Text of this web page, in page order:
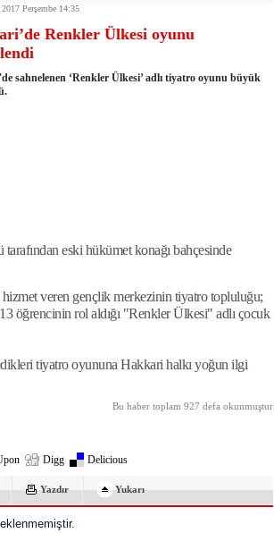
finali
aldı
mücadelesi start aldı
Keskin'i ziyaret etti
sevgi seli
Perşembe 14:35
Renkler Ülkesi oyunu
sahnelenen ‘Renkler Ülkesi’ adlı tiyatro oyunu büyük
eski hükümet konağı bahçesinde
veren gençlik merkezinin tiyatro topluluğu;
öğrencinin rol aldığı "Renkler Ülkesi" adlı çocuk
tiyatro oyununa Hakkari halkı yoğun ilgi
Bu haber toplam 927 defa okunmuştur
Digg Delicious
Yazdır Yukarı